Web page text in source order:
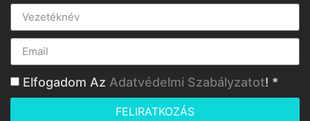
Elfogadom Az Adatvédelmi Szabályzatot! *
FELIRATKOZÁS